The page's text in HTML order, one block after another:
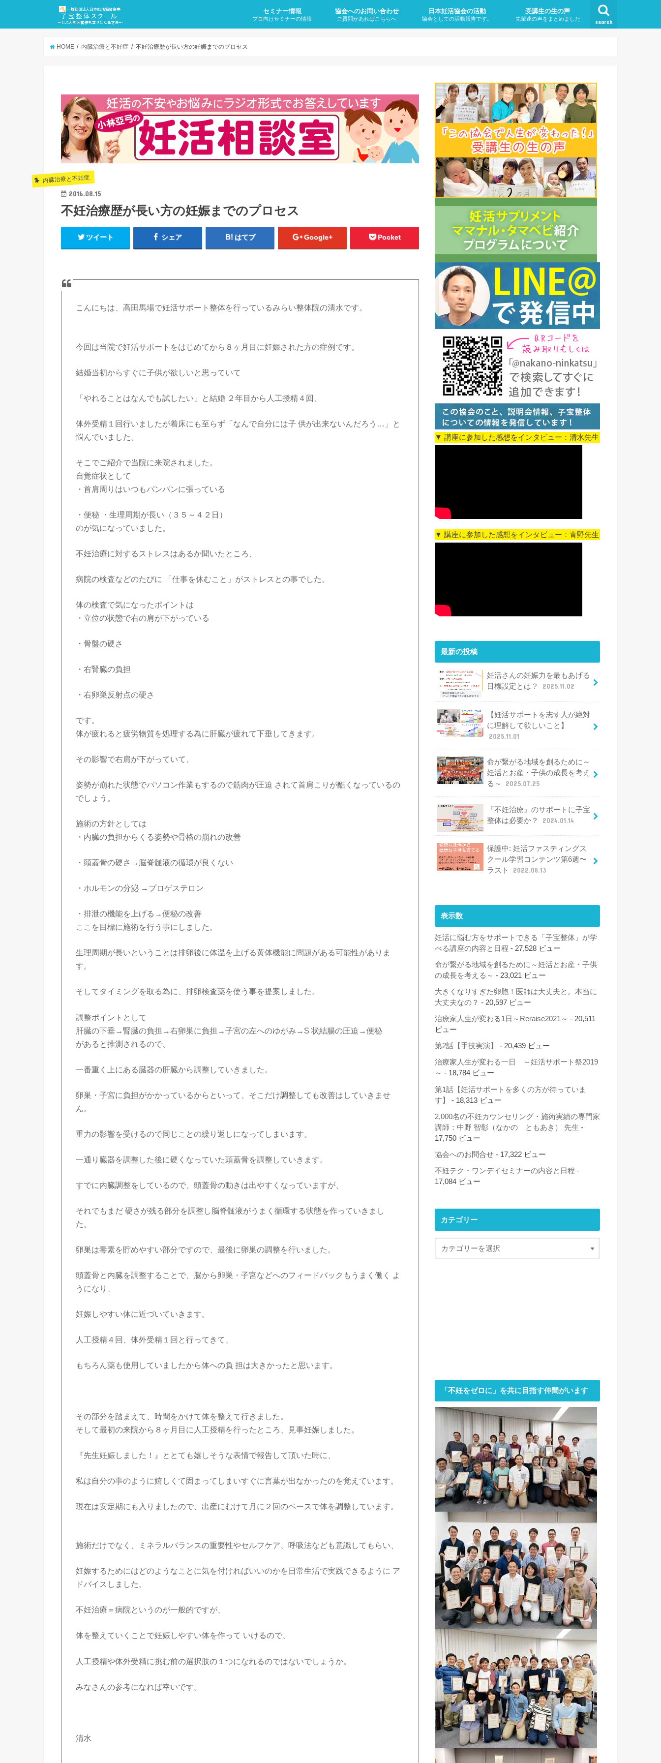
search
セミナー情報
プロ向けセミナーの情報
協会へのお問い合わせ
ご質問があればこちらへ
日本妊活協会の活動
協会としての活動報告です。
受講生の生の声
先輩達の声をまとめました
HOME 内臓治療と不妊症 不妊治療歴が長い方の妊娠までのプロセス
内臓治療と不妊症
2016.08.15
不妊治療歴が長い方の妊娠までのプロセス
ツイート シェア はてブ Google+ Pocket
こんにちは、高田馬場で妊活サポート整体を行っているみらい整体院の清水です。
今回は当院で妊活サポートをはじめてから８ヶ月目に妊娠された方の症例です。
結婚当初からすぐに子供が欲しいと思っていて
「やれることはなんでも試したい」と結婚 ２年目から人工授精４回、
体外受精１回行いましたが着床にも至らず「なんで自分には子 供が出来ないんだろう…」と
悩んでいました。
そこでご紹介で当院に来院されました。
自覚症状として
・首肩周りはいつもパンパンに張っている
・便秘 ・生理周期が長い（３５～４２日）
のが気になっていました。
不妊治療に対するストレスはあるか聞いたところ、
病院の検査などのたびに 「仕事を休むこと」がストレスとの事でした。
体の検査で気になったポイントは
・立位の状態で右の肩が下がっている
・骨盤の硬さ
・右腎臓の負担
・右卵巣反射点の硬さ
です。
体が疲れると疲労物質を処理する為に肝臓が疲れて下垂してきます。
その影響で右肩が下がっていて、
姿勢が崩れた状態でパソコン作業もするので筋肉が圧迫 されて首肩こりが酷くなっているの
でしょう。
施術の方針としては
・内臓の負担からくる姿勢や骨格の崩れの改善
・頭蓋骨の硬さ→脳脊髄液の循環が良くない
・ホルモンの分泌 →プロゲステロン
・排泄の機能を上げる→便秘の改善
ここを目標に施術を行う事にしました。
生理周期が長いということは排卵後に体温を上げる黄体機能に問題がある可能性がありま
す。
そしてタイミングを取る為に、排卵検査薬を使う事を提案しました。
調整ポイントとして
肝臓の下垂→腎臓の負担→右卵巣に負担→子宮の左へのゆがみ→S 状結腸の圧迫→便秘
があると推測されるので、
一番重く上にある臓器の肝臓から調整していきました。
卵巣・子宮に負担がかかっているからといって、そこだけ調整しても改善はしていきませ
ん。
重力の影響を受けるので同じことの繰り返しになってしまいます。
一通り臓器を調整した後に硬くなっていた頭蓋骨を調整していきます。
すでに内臓調整をしているので、頭蓋骨の動きは出やすくなっていますが、
それでもまだ 硬さが残る部分を調整し脳脊髄液がうまく循環する状態を作っていきまし
た。
卵巣は毒素を貯めやすい部分ですので、最後に卵巣の調整を行いました。
頭蓋骨と内臓を調整することで、脳から卵巣・子宮などへのフィードバックもうまく働く よ
うになり、
妊娠しやすい体に近づいていきます。
人工授精４回、体外受精１回と行ってきて、
もちろん薬も使用していましたから体への負 担は大きかったと思います。
その部分を踏まえて、時間をかけて体を整えて行きました。
そして最初の来院から８ヶ月目に人工授精を行ったところ、見事妊娠しました。
『先生妊娠しました！』ととても嬉しそうな表情で報告して頂いた時に、
私は自分の事のように嬉しくて固まってしまいすぐに言葉が出なかったのを覚えています。
現在は安定期にも入りましたので、出産にむけて月に２回のペースで体を調整しています。
施術だけでなく、ミネラルバランスの重要性やセルフケア、呼吸法なども意識してもらい、
妊娠するためにはどのようなことに気を付ければいいのかを日常生活で実践できるように ア
ドバイスしました。
不妊治療＝病院というのが一般的ですが、
体を整えていくことで妊娠しやすい体を作って いけるので、
人工授精や体外受精に挑む前の選択肢の１つになれるのではないでしょうか。
みなさんの参考になれば幸いです。
清水
▼ 講座に参加した感想をインタビュー：清水先生
▼ 講座に参加した感想をインタビュー：青野先生
最新の投稿
妊活さんの妊娠力を最もあげる
目標設定とは？
2025.11.02
【妊活サポートを志す人が絶対
に理解して欲しいこと】
2025.11.01
命が繋がる地域を創るために～
妊活とお産・子供の成長を考え
る～
2025.07.25
『不妊治療』のサポートに子宝
整体は必要か？
2024.01.14
保護中: 妊活ファスティングス
クール学習コンテンツ第6週〜
ラスト
2022.08.13
表示数
妊活に悩む方をサポートできる「子宝整体」が学
べる講座の内容と日程 - 27,528 ビュー
命が繋がる地域を創るために～妊活とお産・子供
の成長を考える～ - 23,021 ビュー
大きくなりすぎた卵胞！医師は大丈夫と。本当に
大丈夫なの？ - 20,597 ビュー
治療家人生が変わる1日～Reraise2021～ - 20,511
ビュー
第2話【手技実演】 - 20,439 ビュー
治療家人生が変わる一日 ～妊活サポート祭2019
～ - 18,784 ビュー
第1話【妊活サポートを多くの方が待っていま
す】
- 18,313 ビュー
2,000名の不妊カウンセリング・施術実績の専門家
講師：中野 智彰（なかの ともあき） 先生 -
17,750 ビュー
協会へのお問合せ - 17,322 ビュー
不妊テク・ワンデイセミナーの内容と日程 -
17,084 ビュー
カテゴリー
「不妊をゼロに」を共に目指す仲間がいます